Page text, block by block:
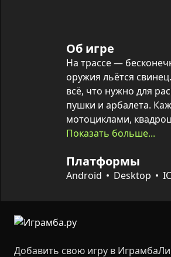
Об игре
На трассе —
оружия льётся
всё, что нужно для
пушки и арбалета.
мотоциклами,
вертолётами, где
Тактика важнее
физика делают
требует холодного
Показать больше...
Платформы
Android Desktop
Добавить свою игру в Играмба